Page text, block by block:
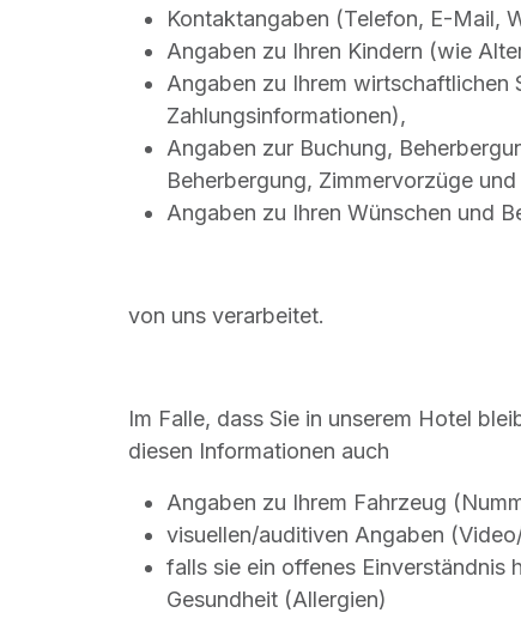
Kontaktangaben (Telefon, E-Mail,
Angaben zu Ihren Kindern (wie
Angaben zu Ihrem wirtschaftlichen
Zahlungsinformationen),
Angaben zur Buchung,
Beherbergung, Zimmervorzüge
Angaben zu Ihren Wünschen und
von uns verarbeitet.
Im Falle, dass Sie in unserem Hotel
diesen Informationen auch
Angaben zu Ihrem Fahrzeug
visuellen/auditiven Angaben
falls sie ein offenes Einverständnis
Gesundheit (Allergien)